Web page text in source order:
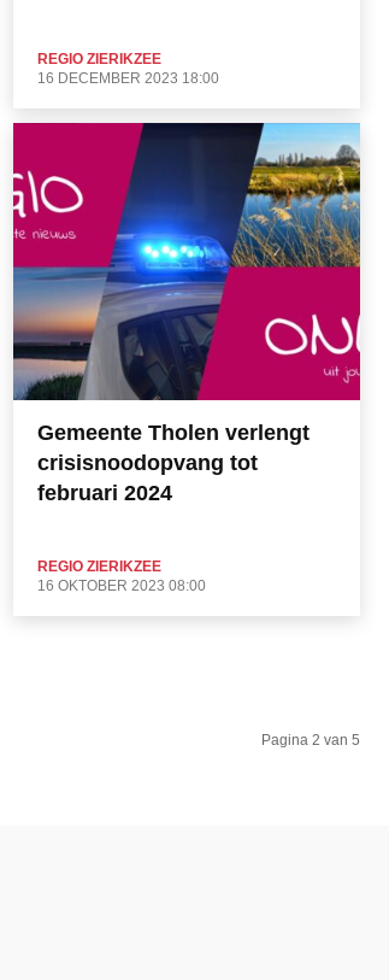
REGIO ZIERIKZEE
16 DECEMBER 2023 18:00
Gemeente Tholen verlengt
crisisnoodopvang tot
februari 2024
REGIO ZIERIKZEE
16 OKTOBER 2023 08:00
Pagina 2 van 5